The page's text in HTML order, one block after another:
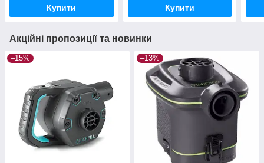
Купити Купити
Акційні пропозиції та новинки
–15% –13%